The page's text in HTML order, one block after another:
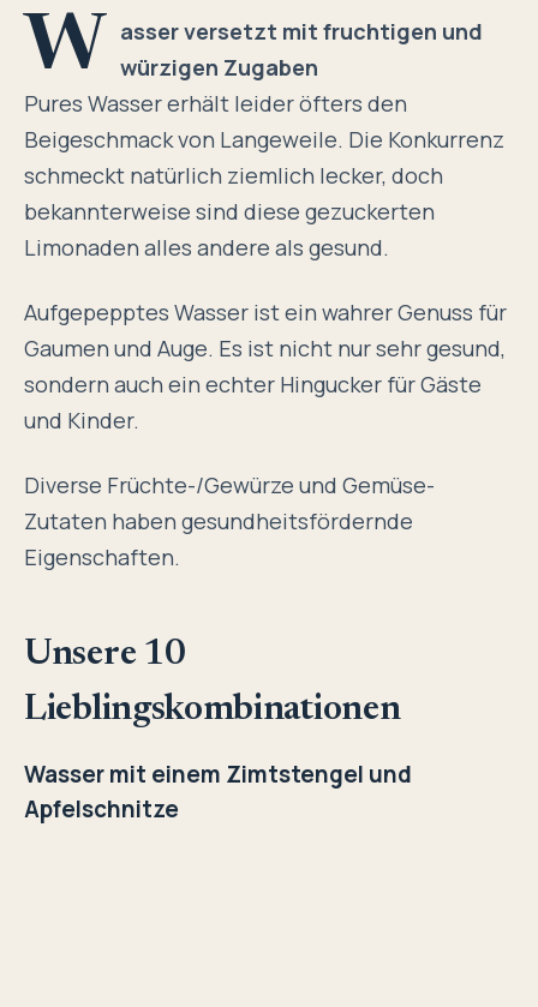
W
asser versetzt mit fruchtigen und
würzigen Zugaben
Pures Wasser erhält leider öfters den
Beigeschmack von Langeweile. Die Konkurrenz
schmeckt natürlich ziemlich lecker, doch
bekannterweise sind diese gezuckerten
Limonaden alles andere als gesund.
Aufgepepptes Wasser ist ein wahrer Genuss für
Gaumen und Auge. Es ist nicht nur sehr gesund,
sondern auch ein echter Hingucker für Gäste
und Kinder.
Diverse Früchte-/Gewürze und Gemüse-
Zutaten haben gesundheitsfördernde
Eigenschaften.
Unsere 10
Lieblingskombinationen
Wasser mit einem Zimtstengel und
Apfelschnitze